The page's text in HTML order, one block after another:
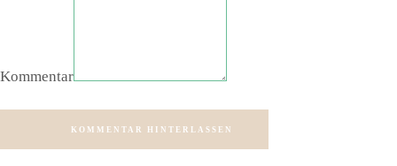
Kommentar
KOMMENTAR HINTERLASSEN